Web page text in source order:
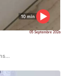
10 min
05 Septembre 2026